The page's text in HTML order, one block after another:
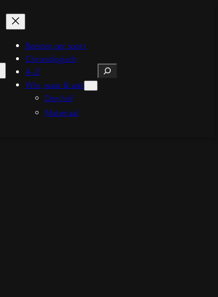
Beesten per soort
Chronologisch
A-Z
Wie, waar & wat
Den hof
Materiaal
Zoeken